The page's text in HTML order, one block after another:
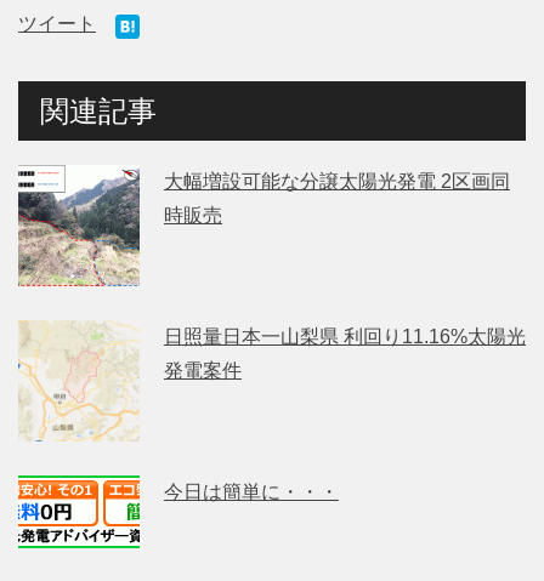
ツイート
関連記事
大幅増設可能な分譲太陽光発電 2区画同
時販売
日照量日本一山梨県 利回り11.16%太陽光
発電案件
今日は簡単に・・・